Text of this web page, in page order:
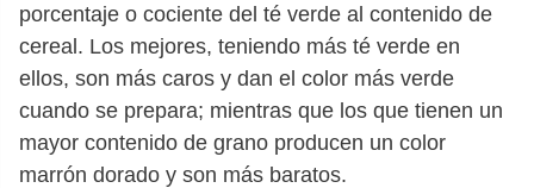
porcentaje o cociente del té verde al contenido de
cereal. Los mejores, teniendo más té verde en
ellos, son más caros y dan el color más verde
cuando se prepara; mientras que los que tienen un
mayor contenido de grano producen un color
marrón dorado y son más baratos.